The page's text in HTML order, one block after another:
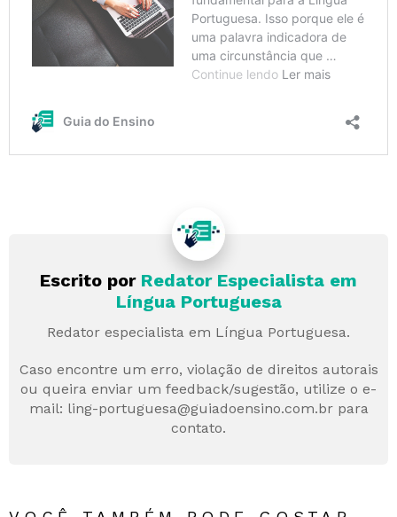
Escrito por Redator Especialista em
Língua Portuguesa
Redator especialista em Língua Portuguesa.
Caso encontre um erro, violação de direitos autorais
ou queira enviar um feedback/sugestão, utilize o e-
mail: ling-portuguesa@guiadoensino.com.br para
contato.